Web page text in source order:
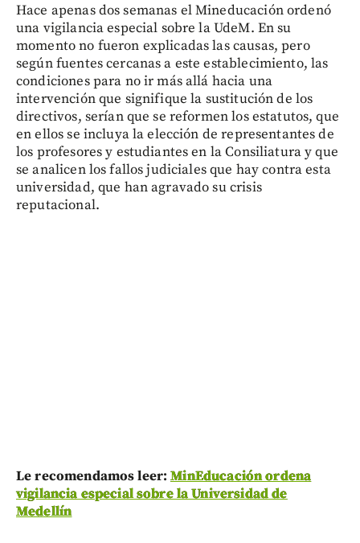
Hace apenas dos semanas el Mineducación ordenó
una vigilancia especial sobre la UdeM. En su
momento no fueron explicadas las causas, pero
según fuentes cercanas a este establecimiento, las
condiciones para no ir más allá hacia una
intervención que signifique la sustitución de los
directivos, serían que se reformen los estatutos, que
en ellos se incluya la elección de representantes de
los profesores y estudiantes en la Consiliatura y que
se analicen los fallos judiciales que hay contra esta
universidad, que han agravado su crisis
reputacional.
Le recomendamos leer:MinEducación ordena
vigilancia especial sobre la Universidad de
Medellín